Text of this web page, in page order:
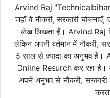
Arvind Raj
जहाँ वे नौकरी, सरकारी
लेख लिखता हैं। Arvind Raj
लेकिन अपनी वर्तमान में नौकरी,
5 साल से ज़्यादा का अनुभव
Online Resurch कर रहा
अपने अनुभव से नौकरी,